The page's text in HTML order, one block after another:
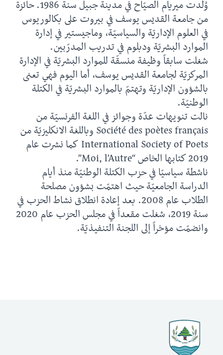
وُلدت ميريام الصيّاح في مدينة جبيل سنة 1986. حائزة
من جامعة القديس يوسف في بيروت على بكالوريوس
في العلوم الإداريّة والسياسيّة، وماجيستير في إدارة
الموارد البشريّة ودبلوم في تدريب المدرّبين.
شغلت سابقاً وظيفة منسقّة للموارد البشريّة في الإدارة
المركزيّة لجامعة القديس يوسف، أما اليوم فهي تعنى
بالشؤون الإداريّة وتهتمّ بالموارد البشريّة في الكتلة
الوطنيّة.
نالت تنويهات عدّة وجوائز في اللغة الفرنسيّة من
Société des poètes français وباللغة الانكليزيّة من
International Society of Poets كما نشرت عام
2019 كتابها الخاص “Moi, l’Autre”.
ناشطة سياسيّا في حزب الكتلة الوطنيّة منذ أيام
الدراسة الجامعيّة حيث اهتمّت بشؤون مصلحة
الطلاب عام 2008. بعد إعادة انطلاق نشاط الحزب في
سنة 2019، شغلت مقعداً في مجلس الحزب عام 2020
وانضمّت مؤخراً إلى اللجنة التنفيذيّة.